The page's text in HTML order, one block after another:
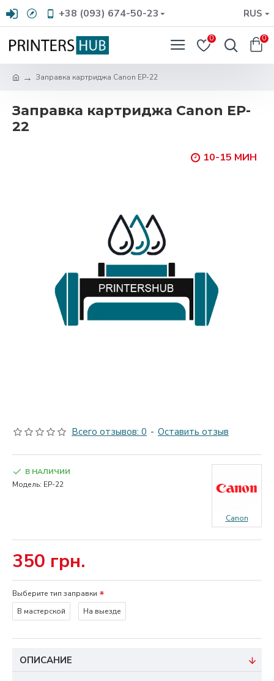
+38 (093) 674-50-23 RUS
0 0
Заправка картриджа Canon EP-22
Заправка картриджа Canon EP-
22
10-15 МИН
Всего отзывов: 0 - Оставить отзыв
350 грн.
В НАЛИЧИИ
Модель: EP-22
Canon
Выберите тип заправки
В мастерской
На выезде
ОПИСАНИЕ